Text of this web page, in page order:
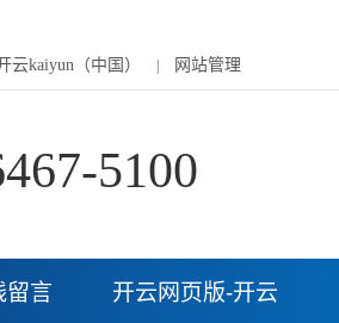
云kaiyun（中国） 网站管理
5100
留言 开云网页版-开云